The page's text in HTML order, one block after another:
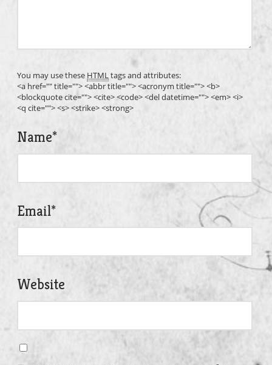
You may use these HTML tags and attributes:
<a href="" title=""> <abbr title=""> <acronym title=""> <b>
<blockquote cite=""> <cite> <code> <del datetime=""> <em> <i>
<q cite=""> <s> <strike> <strong>
Name*
Email*
Website